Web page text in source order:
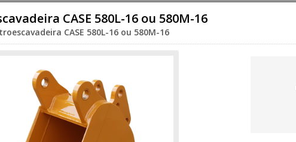
CASE 580L-16 ou 580M-16
CASE 580L-16 ou 580M-16